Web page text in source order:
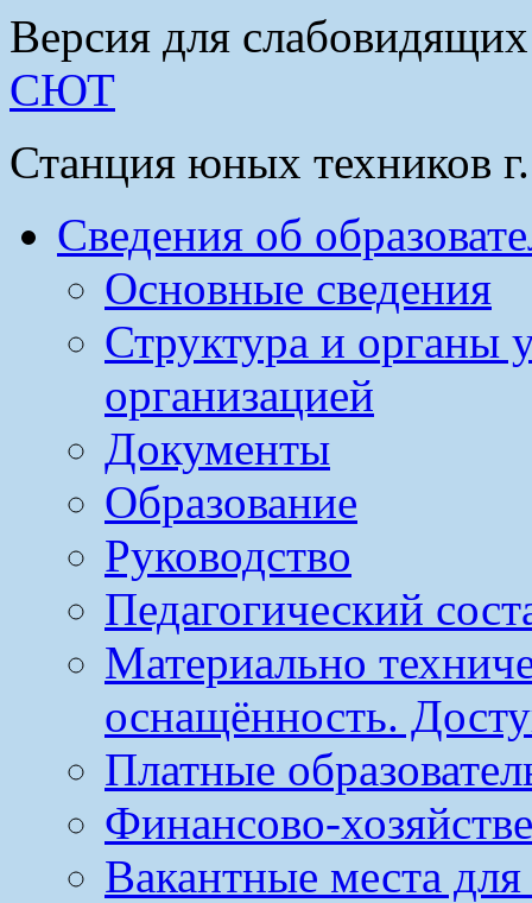
Версия для слабовидящих
СЮТ
Станция юных техников
Сведения об
Основные сведения
Структура и органы
организацией
Документы
Образование
Руководство
Педагогический
Материально
оснащённость.
Платные
Финансово-
Вакантные места